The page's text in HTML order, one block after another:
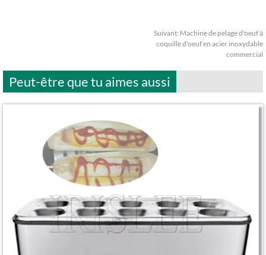
Suivant: Machine de pelage d'oeuf à
coquille d'oeuf en acier inoxydable
commercial
Peut-être que tu aimes aussi